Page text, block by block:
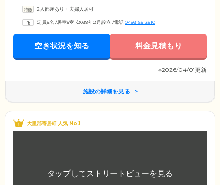
2人部屋あり・夫婦入居可
定員5名 /居室5室 /2039年2月設立 /電話0493-65-3510
空き状況を知る 料金見積もり
※2026/04/01更新
施設の詳細を見る
大里郡寄居町 人気 No.1